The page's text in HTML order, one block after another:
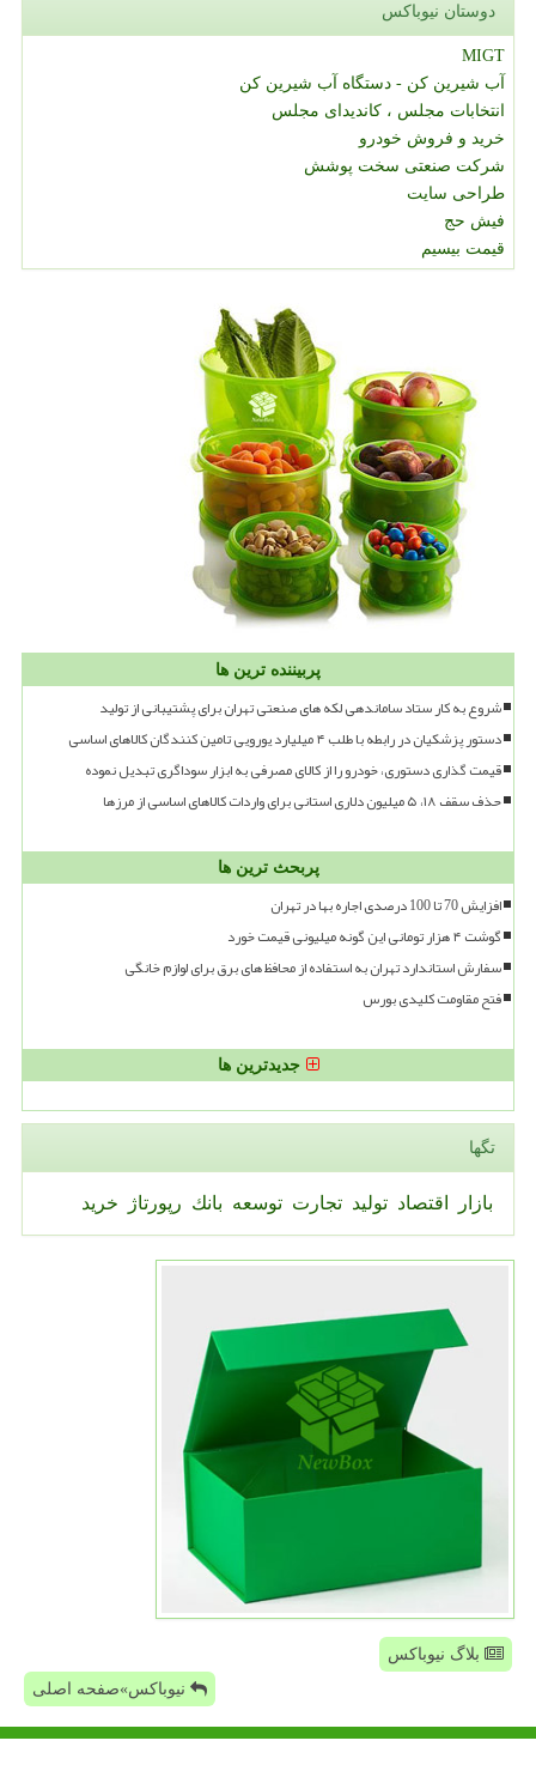
دوستان نیوباکس
MIGT
آب شیرین کن - دستگاه آب شیرین کن
انتخابات مجلس ، کاندیدای مجلس
خرید و فروش خودرو
شرکت صنعتی سخت پوشش
طراحی سایت
فیش حج
قیمت بیسیم
پربیننده ترین ها
شروع به کار ستاد ساماندهی لکه های صنعتی تهران برای پشتیبانی از تولید
دستور پزشکیان در رابطه با طلب ۴ میلیارد یورویی تامین کنندگان کالاهای اساسی
قیمت گذاری دستوری، خودرو را از کالای مصرفی به ابزار سوداگری تبدیل نموده
حذف سقف ۱۸، ۵ میلیون دلاری استانی برای واردات کالاهای اساسی از مرزها
پربحث ترین ها
افزایش 70 تا 100 درصدی اجاره بها در تهران
گوشت ۴ هزار تومانی این گونه میلیونی قیمت خورد
سفارش استاندارد تهران به استفاده از محافظ های برق برای لوازم خانگی
فتح مقاومت کلیدی بورس
جدیدترین ها
تگها
بازار اقتصاد تولید تجارت توسعه بانك رپورتاژ خرید
بلاگ نیوباکس
نیوباکس»صفحه اصلی